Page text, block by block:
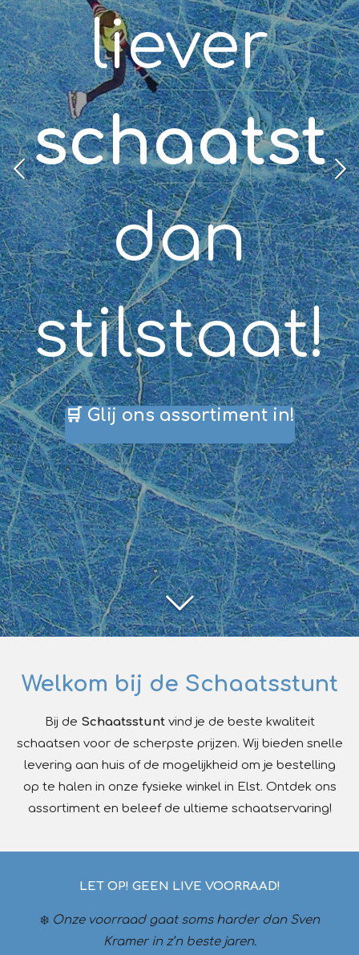
liever
schaatst
dan
stilstaat!
🛒 Glij ons assortiment in!
Welkom bij de Schaatsstunt
Bij de Schaatsstunt vind je de beste kwaliteit
schaatsen voor de scherpste prijzen. Wij bieden snelle
levering aan huis of de mogelijkheid om je bestelling
op te halen in onze fysieke winkel in Elst. Ontdek ons
assortiment en beleef de ultieme schaatservaring!
LET OP! GEEN LIVE VOORRAAD!
❄️ Onze voorraad gaat soms harder dan Sven
Kramer in z’n beste jaren.